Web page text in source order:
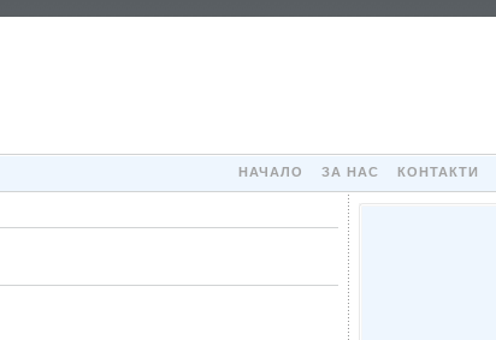
НАЧАЛО ЗА НАС КОНТАКТИ